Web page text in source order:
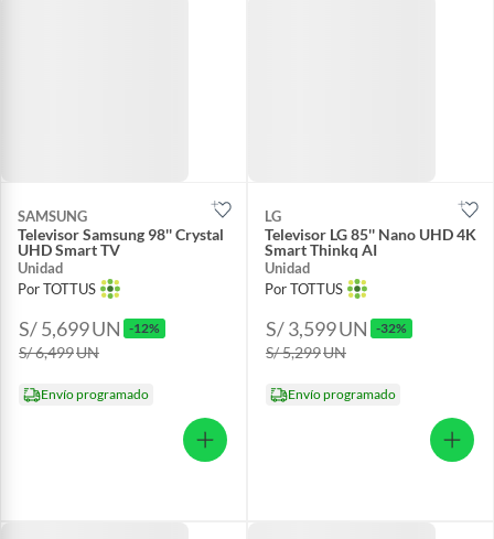
SAMSUNG
Televisor Samsung 98'' Crystal
UHD Smart TV
Unidad
Por TOTTUS
S/ 5,699UN -12%
S/ 6,499UN
Envío programado
LG
Televisor LG 85'' Nano UHD 4K
Smart Thinkq AI
Unidad
Por TOTTUS
S/ 3,599UN -32%
S/ 5,299UN
Envío programado